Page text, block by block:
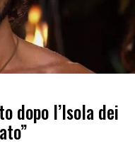
dopo l’Isola dei